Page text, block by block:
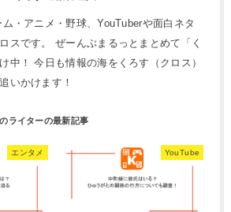
・アニメ・野球、YouTuberや面白ネタ
スです。 ぜーんぶまるっとまとめて「く
中！ 今日も情報の海をくろす（クロス）
いかけます！
エンタメ YouTube